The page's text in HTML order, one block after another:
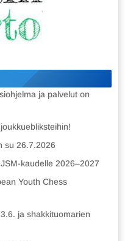
ja palvelut on
su 26.7.2026
kaudelle 2026–2027
Youth Chess
ja shakkituomarien